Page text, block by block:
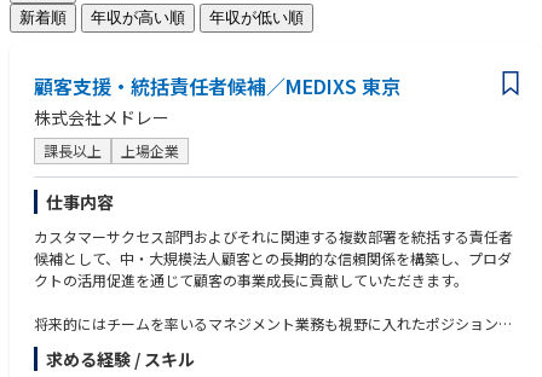
新着順
年収が高い順 年収が低い順
顧客支援・統括責任者候補／MEDIXS 東京
株式会社メドレー
課長以上 上場企業
仕事内容
カスタマーサクセス部門およびそれに関連する複数部署を統括する責任者
候補として、中・大規模法人顧客との長期的な信頼関係を構築し、プロダ
クトの活用促進を通じて顧客の事業成長に貢献していただきます。
将来的にはチームを率いるマネジメント業務も視野に入れたポジションで
す。
求める経験 / スキル